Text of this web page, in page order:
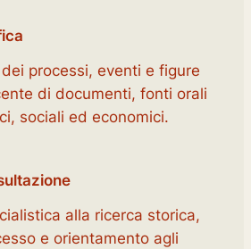
processi, eventi e figure
di documenti, fonti orali
sociali ed economici.
alla ricerca storica,
e orientamento agli